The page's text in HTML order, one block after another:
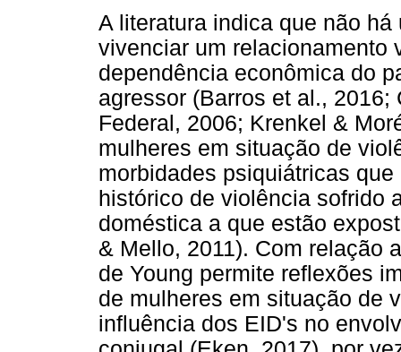
A literatura indica que não
vivenciar um relacionamento
dependência econômica do
agressor (Barros et al., 2016;
Federal, 2006; Krenkel &
mulheres em situação de
morbidades psiquiátricas
histórico de violência sofrido
doméstica a que estão
& Mello, 2011). Com relação
de Young permite reflexões
de mulheres em situação de
influência dos EID's no